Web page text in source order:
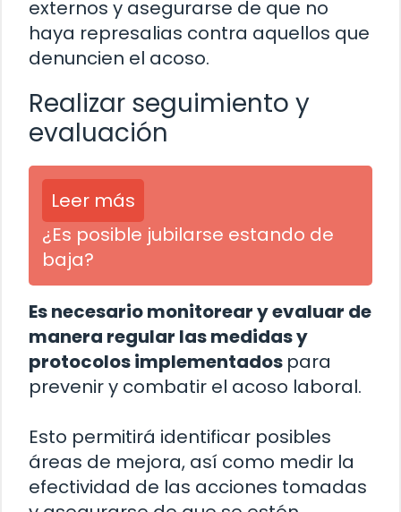
externos y asegurarse de que no
haya represalias contra aquellos que
denuncien el acoso.
Realizar seguimiento y
evaluación
Leer más
¿Es posible jubilarse estando de
baja?
Es necesario monitorear y evaluar de
manera regular las medidas y
protocolos implementados para
prevenir y combatir el acoso laboral.
Esto permitirá identificar posibles
áreas de mejora, así como medir la
efectividad de las acciones tomadas